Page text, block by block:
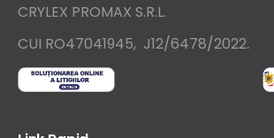
CRYLEX PROMAX S.R.L.
CUI RO47041945, J12/6478/2022.